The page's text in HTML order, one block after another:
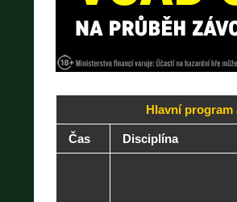
Hlavní program
Čas Disciplína